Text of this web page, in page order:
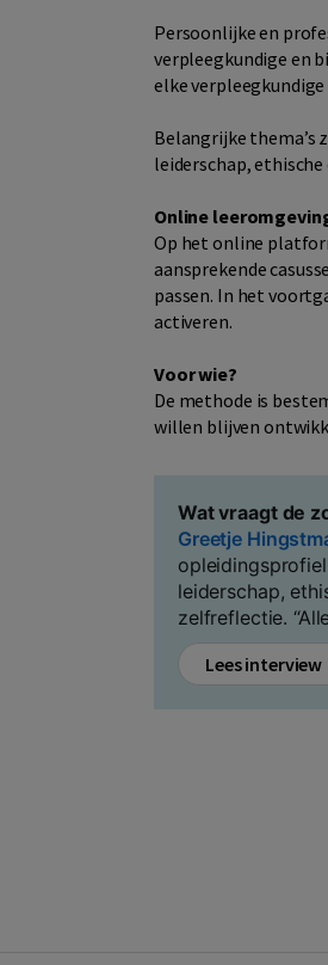
Persoonlijke en
verpleegkundige en
elke
Belangrijke thema’s
leiderschap,
Online
Op het online
aansprekende
passen. In het
activeren.
Voor wie?
De methode is
willen blijven
Wat vraagt de
Greetje
leiderschap,
zelfreflectie.
Lees interview